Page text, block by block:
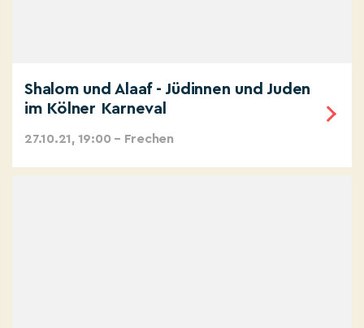
Shalom und Alaaf - Jüdinnen und Juden
im Kölner Karneval
27.10.21, 19:00 – Frechen